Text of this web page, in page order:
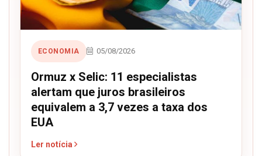
ECONOMIA 05/08/2026
Ormuz x Selic: 11 especialistas
alertam que juros brasileiros
equivalem a 3,7 vezes a taxa dos
EUA
Ler notícia